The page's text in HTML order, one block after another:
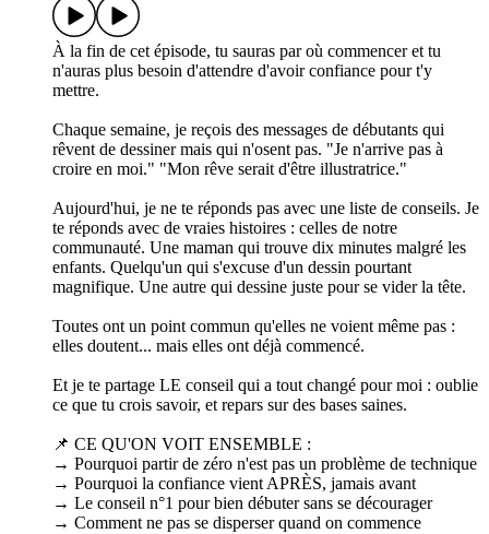
À la fin de cet épisode, tu sauras par où commencer et tu
n'auras plus besoin d'attendre d'avoir confiance pour t'y
mettre.
Chaque semaine, je reçois des messages de débutants qui
rêvent de dessiner mais qui n'osent pas. "Je n'arrive pas à
croire en moi." "Mon rêve serait d'être illustratrice."
Aujourd'hui, je ne te réponds pas avec une liste de conseils. Je
te réponds avec de vraies histoires : celles de notre
communauté. Une maman qui trouve dix minutes malgré les
enfants. Quelqu'un qui s'excuse d'un dessin pourtant
magnifique. Une autre qui dessine juste pour se vider la tête.
Toutes ont un point commun qu'elles ne voient même pas :
elles doutent... mais elles ont déjà commencé.
Et je te partage LE conseil qui a tout changé pour moi : oublie
ce que tu crois savoir, et repars sur des bases saines.
📌 CE QU'ON VOIT ENSEMBLE :
→ Pourquoi partir de zéro n'est pas un problème de technique
→ Pourquoi la confiance vient APRÈS, jamais avant
→ Le conseil n°1 pour bien débuter sans se décourager
→ Comment ne pas se disperser quand on commence